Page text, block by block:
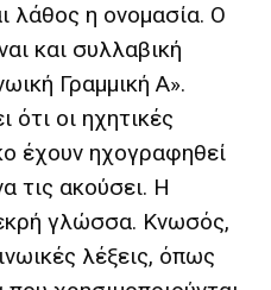
λάθος η ονομασία. Ο
και συλλαβική
Γραμμική Α».
οι ηχητικές
έχουν ηχογραφηθεί
τις ακούσει. Η
γλώσσα. Κνωσός,
λέξεις, όπως